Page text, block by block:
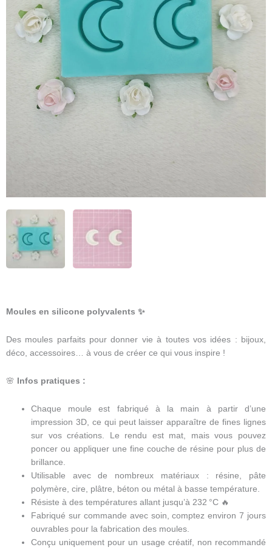
Moules en silicone polyvalents ✨
Des moules parfaits pour donner vie à toutes vos idées : bijoux,
déco, accessoires… à vous de créer ce qui vous inspire !
🌸 Infos pratiques :
Chaque moule est fabriqué à la main à partir d’une
impression 3D, ce qui peut laisser apparaître de fines lignes
sur vos créations. Le rendu est mat, mais vous pouvez
poncer ou appliquer une fine couche de résine pour plus de
brillance.
Utilisable avec de nombreux matériaux : résine, pâte
polymère, cire, plâtre, béton ou métal à basse température.
Résiste à des températures allant jusqu’à 232 °C 🔥
Fabriqué sur commande avec soin, comptez environ 7 jours
ouvrables pour la fabrication des moules.
Conçu uniquement pour un usage créatif, non recommandé